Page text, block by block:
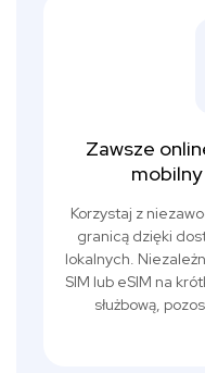
Zawsze
mobilny
Korzystaj z
granicą dzięki
lokalnych.
SIM lub eSIM na
służbową,